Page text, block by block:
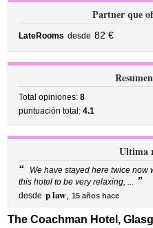
Partner que
LateRooms desde 82 €
Total opiniones:8
puntuación total:4.1
Ultima
“
We have stayed here twice
this hotel to be very relaxing, ... ”
desde p law, 15 años hace
The Coachman Hotel,